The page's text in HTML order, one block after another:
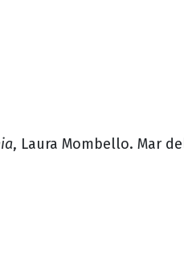
, Laura Mombello. Mar